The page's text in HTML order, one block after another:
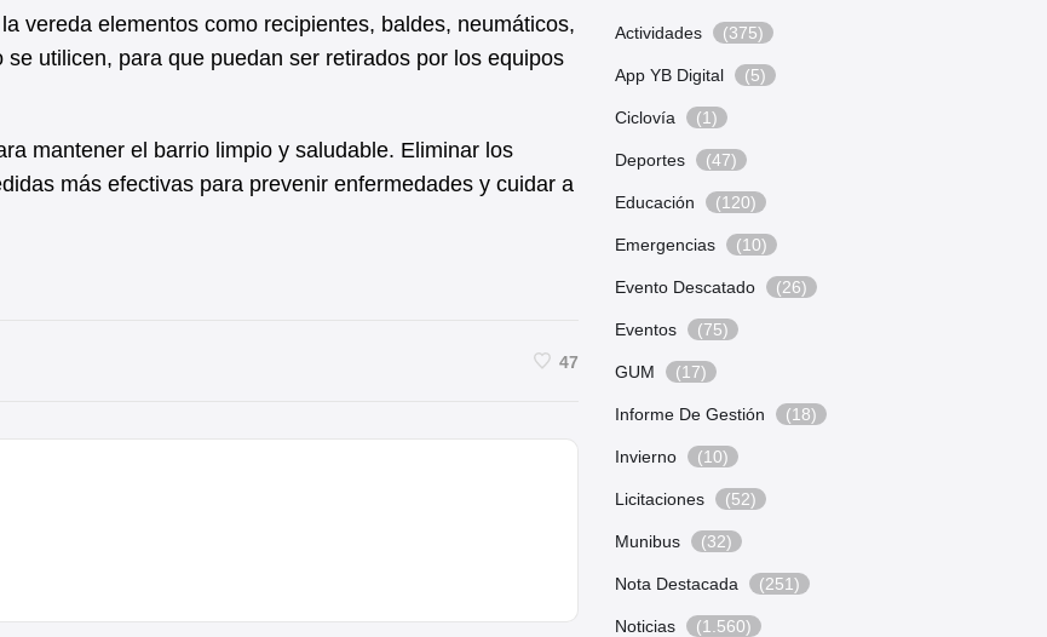
vereda elementos como recipientes, baldes, neumáticos,
utilicen, para que puedan ser retirados por los equipos
mantener el barrio limpio y saludable. Eliminar los
más efectivas para prevenir enfermedades y cuidar a
47
Actividades (375)
App YB Digital (5)
Ciclovía (1)
Deportes (47)
Educación (120)
Emergencias (10)
Evento Descatado (26)
Eventos (75)
GUM (17)
Informe De Gestión (18)
Invierno (10)
Licitaciones (52)
Munibus (32)
Nota Destacada (251)
Noticias (1.560)